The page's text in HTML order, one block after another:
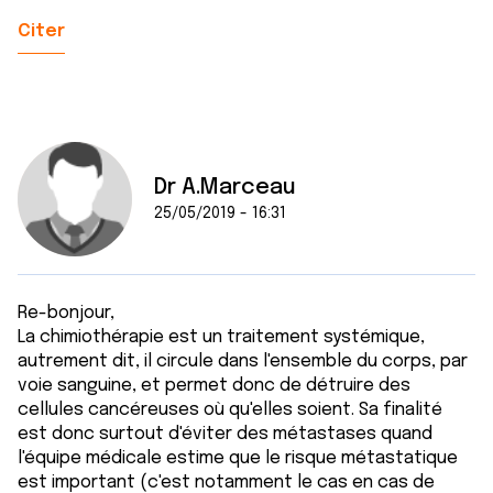
Citer
Dr A.Marceau
25/05/2019 - 16:31
Re-bonjour,
La chimiothérapie est un traitement systémique,
autrement dit, il circule dans l'ensemble du corps, par
voie sanguine, et permet donc de détruire des
cellules cancéreuses où qu'elles soient. Sa finalité
est donc surtout d'éviter des métastases quand
l'équipe médicale estime que le risque métastatique
est important (c'est notamment le cas en cas de